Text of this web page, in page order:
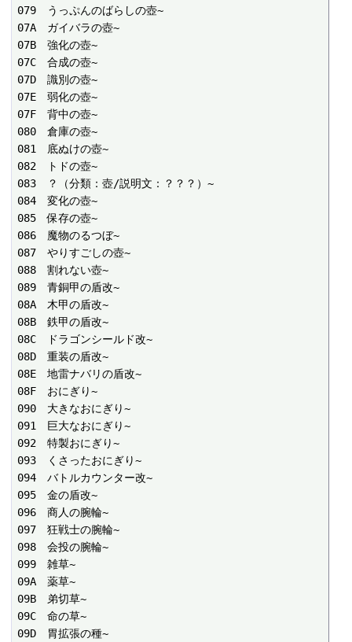
079　うっぷんのばらしの壺~
07A　ガイバラの壺~
07B　強化の壺~
07C　合成の壺~
07D　識別の壺~
07E　弱化の壺~
07F　背中の壺~
080　倉庫の壺~
081　底ぬけの壺~
082　トドの壺~
083　？（分類：壺/説明文：？？？）~
084　変化の壺~
085　保存の壺~
086　魔物のるつぼ~
087　やりすごしの壺~
088　割れない壺~
089　青銅甲の盾改~
08A　木甲の盾改~
08B　鉄甲の盾改~
08C　ドラゴンシールド改~
08D　重装の盾改~
08E　地雷ナバリの盾改~
08F　おにぎり~
090　大きなおにぎり~
091　巨大なおにぎり~
092　特製おにぎり~
093　くさったおにぎり~
094　バトルカウンター改~
095　金の盾改~
096　商人の腕輪~
097　狂戦士の腕輪~
098　会投の腕輪~
099　雑草~
09A　薬草~
09B　弟切草~
09C　命の草~
09D　胃拡張の種~